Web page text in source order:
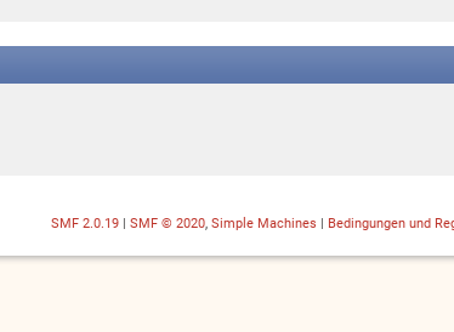
SMF 2.0.19| SMF © 2020, Simple Machines | Bedingungen und